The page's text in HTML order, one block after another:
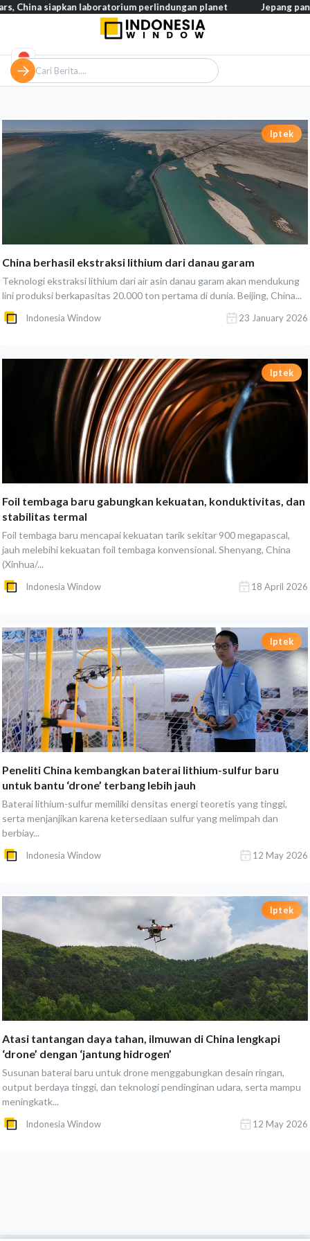
Iptek
China berhasil ekstraksi lithium dari danau garam
Teknologi ekstraksi lithium dari air asin danau garam akan mendukung
lini produksi berkapasitas 20.000 ton pertama di dunia. Beijing, China...
Indonesia Window 23 January 2026
Iptek
Foil tembaga baru gabungkan kekuatan, konduktivitas, dan
stabilitas termal
Foil tembaga baru mencapai kekuatan tarik sekitar 900 megapascal,
jauh melebihi kekuatan foil tembaga konvensional. Shenyang, China
(Xinhua/...
Indonesia Window 18 April 2026
Iptek
Peneliti China kembangkan baterai lithium-sulfur baru
untuk bantu ‘drone’ terbang lebih jauh
Baterai lithium-sulfur memiliki densitas energi teoretis yang tinggi,
serta menjanjikan karena ketersediaan sulfur yang melimpah dan
berbiay...
Indonesia Window 12 May 2026
Iptek
Atasi tantangan daya tahan, ilmuwan di China lengkapi
‘drone’ dengan ‘jantung hidrogen’
Susunan baterai baru untuk drone menggabungkan desain ringan,
output berdaya tinggi, dan teknologi pendinginan udara, serta mampu
meningkatk...
Indonesia Window 12 May 2026
China siapkan laboratorium perlindungan planet Jepang